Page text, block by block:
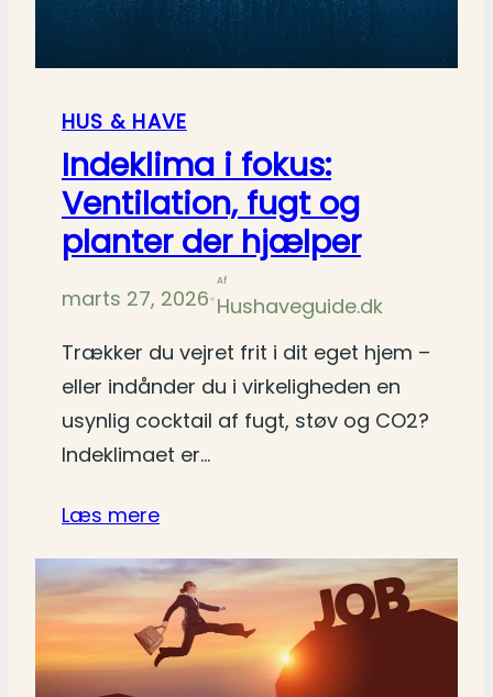
HUS & HAVE
Indeklima i fokus:
Ventilation, fugt og
planter der hjælper
marts 27, 2026•
Af
Hushaveguide.dk
Trækker du vejret frit i dit eget hjem –
eller indånder du i virkeligheden en
usynlig cocktail af fugt, støv og CO2?
Indeklimaet er…
Læs mere